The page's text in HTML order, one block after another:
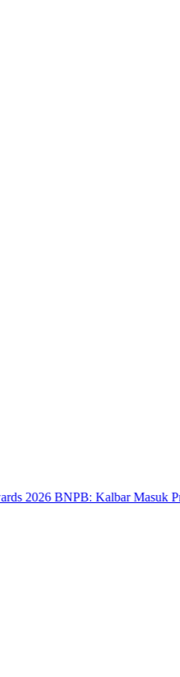
BNPB: Kalbar Masuk Prioritas